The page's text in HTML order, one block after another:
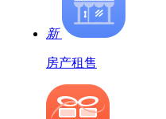
新
房产租售